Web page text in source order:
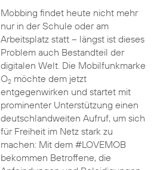
Mobbing findet heute nicht mehr
nur in der Schule oder am
Arbeitsplatz statt – längst ist dieses
Problem auch Bestandteil der
digitalen Welt. Die Mobilfunkmarke
O2möchte dem jetzt
entgegenwirken und startet mit
prominenter Unterstützung einen
deutschlandweiten Aufruf, um sich
für Freiheit im Netz stark zu
machen: Mit dem #LOVEMOB
bekommen Betroffene, die